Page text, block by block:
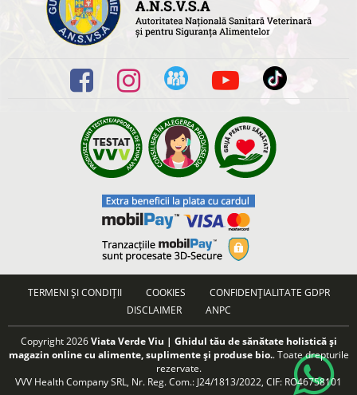
TERMENI ȘI CONDIȚII COOKIES
CONFIDENȚIALITATE GDPR
DISCLAIMER
ANPC
Copyright 2026Viata Verde Viu | Ghidul tău de sănătate holistică și
magazin online cu alimente, suplimente și produse bio.. Toate drepturile
rezervate.
VVV Health Company SRL, Nr. Reg. Com.: J24/1813/2022, CIF: RO46758101